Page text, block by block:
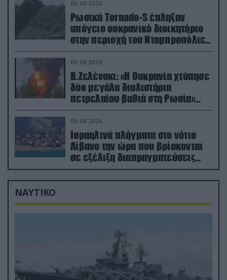
06.08.2026
Ρωσικά Tornado-S έπληξαν
υπόγειο ουκρανικό διοικητήριο
στην περιοχή του Ντομπροπόλιε
(βίντεο)
06.08.2026
Β.Ζελένσκι: «Η Ουκρανία χτύπησε
δύο μεγάλα διυλιστήρια
πετρελαίου βαθιά στη Ρωσία»
(βίντεο)
06.08.2026
Ισραηλινά πλήγματα στο νότιο
Λίβανο την ώρα που βρίσκονται
σε εξέλιξη διαπραγματεύσεις
στην Ρώμη
ΝΑΥΤΙΚΟ